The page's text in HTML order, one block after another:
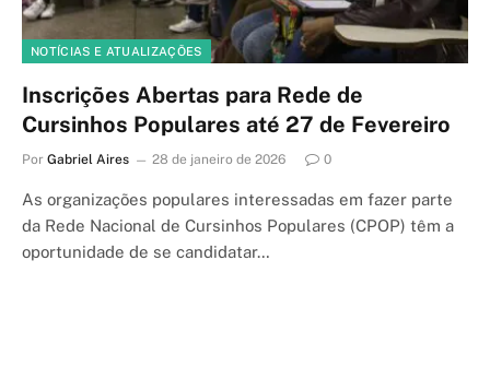
NOTÍCIAS E ATUALIZAÇÕES
Inscrições Abertas para Rede de
Cursinhos Populares até 27 de Fevereiro
Por Gabriel Aires 28 de janeiro de 2026 0
As organizações populares interessadas em fazer parte
da Rede Nacional de Cursinhos Populares (CPOP) têm a
oportunidade de se candidatar…